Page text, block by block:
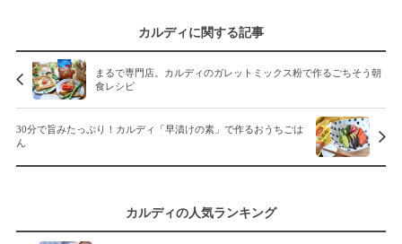
カルディに関する記事
まるで専門店。カルディのガレットミックス粉で作るごちそう朝
食レシピ
30分で旨みたっぷり！カルディ「早漬けの素」で作るおうちごは
ん
カルディの人気ランキング